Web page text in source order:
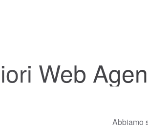
Web
Abbiamo